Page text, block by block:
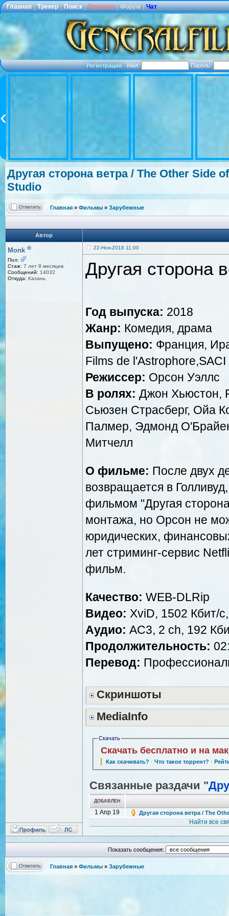
Главная | Трекер | Поиск | Правила | Форум | Чат
Регистрация·Имя: Пароль:
Другая сторона ветра / The Other Side
Studio
Главная » Фильмы » Зарубежные
Автор
Monk ®
Пол:
Стаж: 7 лет 8 месяцев
Сообщений: 14032
Откуда: Казань
22-Ноя-2018 11:00
Другая сторона
Год выпуска: 2018
Жанр: Комедия, драма
Выпущено: Франция,
Films de l'Astrophore,SACI
Режиссер: Орсон Уэллс
В ролях: Джон Хьюстон,
Сьюзен Страсберг, Ойа
Палмер, Эдмонд
Митчелл
О фильме: После двух
возвращается в
фильмом "Другая
монтажа, но Орсон не
юридических,
лет стриминг-сервис
фильм.
Качество: WEB-DLRip
Видео: XviD, 1502 Кбит/
Аудио: AC3, 2 ch, 192
Продолжительность:
Перевод:
Скриншоты
MediaInfo
Скачать
Скачать бесплатно и на
Как скачивать? · Что такое торрент? ·
Связанные раздачи "
ДОБАВЛЕН
1 Апр 19 Другая сторона ветра / The
Найти все
Показать сообщения:
Главная » Фильмы » Зарубежные